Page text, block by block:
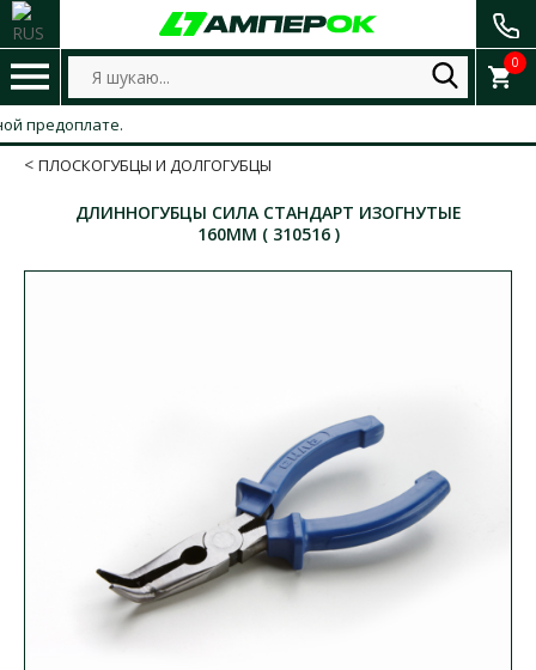
0
ПЛОСКОГУБЦЫ И ДОЛГОГУБЦЫ
ДЛИННОГУБЦЫ СИЛА СТАНДАРТ ИЗОГНУТЫЕ
160ММ ( 310516 )